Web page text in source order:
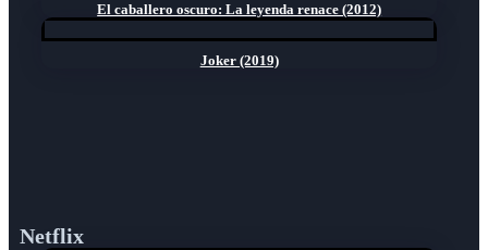
El caballero oscuro: La leyenda renace (2012)
Joker (2019)
Netflix